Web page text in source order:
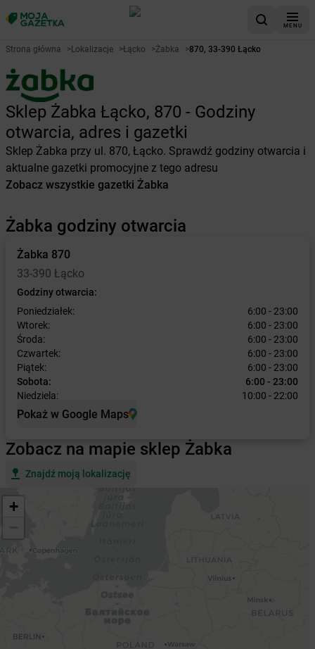
MENU
Strona główna >Lokalizacje >Łącko >Żabka >870, 33-390 Łącko
Sklep Żabka Łącko, 870 - Godziny
otwarcia, adres i gazetki
Sklep Żabka przy ul. 870, Łącko. Sprawdź godziny otwarcia i
aktualne gazetki promocyjne z tego adresu
Zobacz wszystkie gazetki Żabka
Żabka godziny otwarcia
Żabka 870
33-390 Łącko
Godziny otwarcia:
Poniedziałek:
6:00 - 23:00
Wtorek:
6:00 - 23:00
Środa:
6:00 - 23:00
Czwartek:
6:00 - 23:00
Piątek:
6:00 - 23:00
Sobota:
6:00 - 23:00
Niedziela:
10:00 - 22:00
Pokaż w Google Maps
Zobacz na mapie sklep Żabka
Znajdź moją lokalizację
+